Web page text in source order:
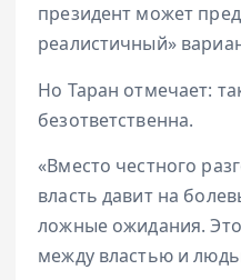
президент может
реалистичный»
Но Таран отмечает:
безответственна.
«Вместо честного
власть давит на
ложные ожидания.
между властью и